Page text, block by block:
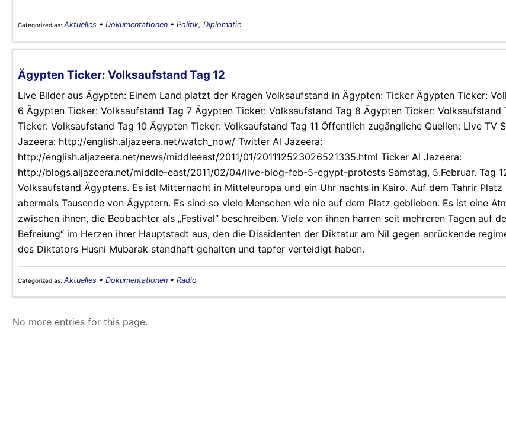
Categorized as: Aktuelles • Dokumentationen • Politik, Diplomatie
Ägypten Ticker: Volksaufstand Tag 12
Live Bilder aus Ägypten: Einem Land platzt der Kragen Volksaufstand in Ägypten: Ticker Ägypten Ticker:
6 Ägypten Ticker: Volksaufstand Tag 7 Ägypten Ticker: Volksaufstand Tag 8 Ägypten Ticker: Volksaufstand
Ticker: Volksaufstand Tag 10 Ägypten Ticker: Volksaufstand Tag 11 Öffentlich zugängliche Quellen: Live TV
Jazeera: http://english.aljazeera.net/watch_now/ Twitter Al Jazeera:
http://english.aljazeera.net/news/middleeast/2011/01/201112523026521335.html Ticker Al Jazeera:
http://blogs.aljazeera.net/middle-east/2011/02/04/live-blog-feb-5-egypt-protests Samstag, 5.Februar. Tag
Volksaufstand Ägyptens. Es ist Mitternacht in Mitteleuropa und ein Uhr nachts in Kairo. Auf dem Tahrir Platz
abermals Tausende von Ägyptern. Es sind so viele Menschen wie nie auf dem Platz geblieben. Es ist eine
zwischen ihnen, die Beobachter als „Festival“ beschreiben. Viele von ihnen harren seit mehreren Tagen auf
Befreiung“ im Herzen ihrer Hauptstadt aus, den die Dissidenten der Diktatur am Nil gegen anrückende
des Diktators Husni Mubarak standhaft gehalten und tapfer verteidigt haben.
Categorized as: Aktuelles • Dokumentationen • Radio
No more entries for this page.